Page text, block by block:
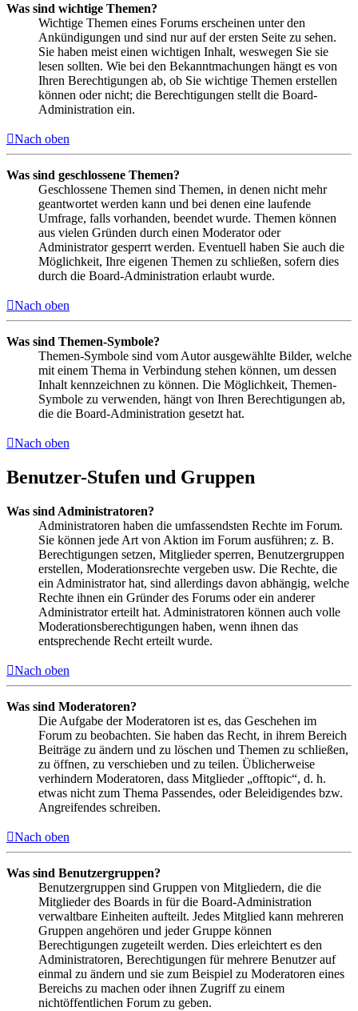
Was sind wichtige Themen?
Wichtige Themen eines Forums erscheinen unter den
Ankündigungen und sind nur auf der ersten Seite zu sehen.
Sie haben meist einen wichtigen Inhalt, weswegen Sie sie
lesen sollten. Wie bei den Bekanntmachungen hängt es von
Ihren Berechtigungen ab, ob Sie wichtige Themen erstellen
können oder nicht; die Berechtigungen stellt die Board-
Administration ein.
Nach oben
Was sind geschlossene Themen?
Geschlossene Themen sind Themen, in denen nicht mehr
geantwortet werden kann und bei denen eine laufende
Umfrage, falls vorhanden, beendet wurde. Themen können
aus vielen Gründen durch einen Moderator oder
Administrator gesperrt werden. Eventuell haben Sie auch die
Möglichkeit, Ihre eigenen Themen zu schließen, sofern dies
durch die Board-Administration erlaubt wurde.
Nach oben
Was sind Themen-Symbole?
Themen-Symbole sind vom Autor ausgewählte Bilder, welche
mit einem Thema in Verbindung stehen können, um dessen
Inhalt kennzeichnen zu können. Die Möglichkeit, Themen-
Symbole zu verwenden, hängt von Ihren Berechtigungen ab,
die die Board-Administration gesetzt hat.
Nach oben
Benutzer-Stufen und Gruppen
Was sind Administratoren?
Administratoren haben die umfassendsten Rechte im Forum.
Sie können jede Art von Aktion im Forum ausführen; z. B.
Berechtigungen setzen, Mitglieder sperren, Benutzergruppen
erstellen, Moderationsrechte vergeben usw. Die Rechte, die
ein Administrator hat, sind allerdings davon abhängig, welche
Rechte ihnen ein Gründer des Forums oder ein anderer
Administrator erteilt hat. Administratoren können auch volle
Moderationsberechtigungen haben, wenn ihnen das
entsprechende Recht erteilt wurde.
Nach oben
Was sind Moderatoren?
Die Aufgabe der Moderatoren ist es, das Geschehen im
Forum zu beobachten. Sie haben das Recht, in ihrem Bereich
Beiträge zu ändern und zu löschen und Themen zu schließen,
zu öffnen, zu verschieben und zu teilen. Üblicherweise
verhindern Moderatoren, dass Mitglieder „offtopic“, d. h.
etwas nicht zum Thema Passendes, oder Beleidigendes bzw.
Angreifendes schreiben.
Nach oben
Was sind Benutzergruppen?
Benutzergruppen sind Gruppen von Mitgliedern, die die
Mitglieder des Boards in für die Board-Administration
verwaltbare Einheiten aufteilt. Jedes Mitglied kann mehreren
Gruppen angehören und jeder Gruppe können
Berechtigungen zugeteilt werden. Dies erleichtert es den
Administratoren, Berechtigungen für mehrere Benutzer auf
einmal zu ändern und sie zum Beispiel zu Moderatoren eines
Bereichs zu machen oder ihnen Zugriff zu einem
nichtöffentlichen Forum zu geben.